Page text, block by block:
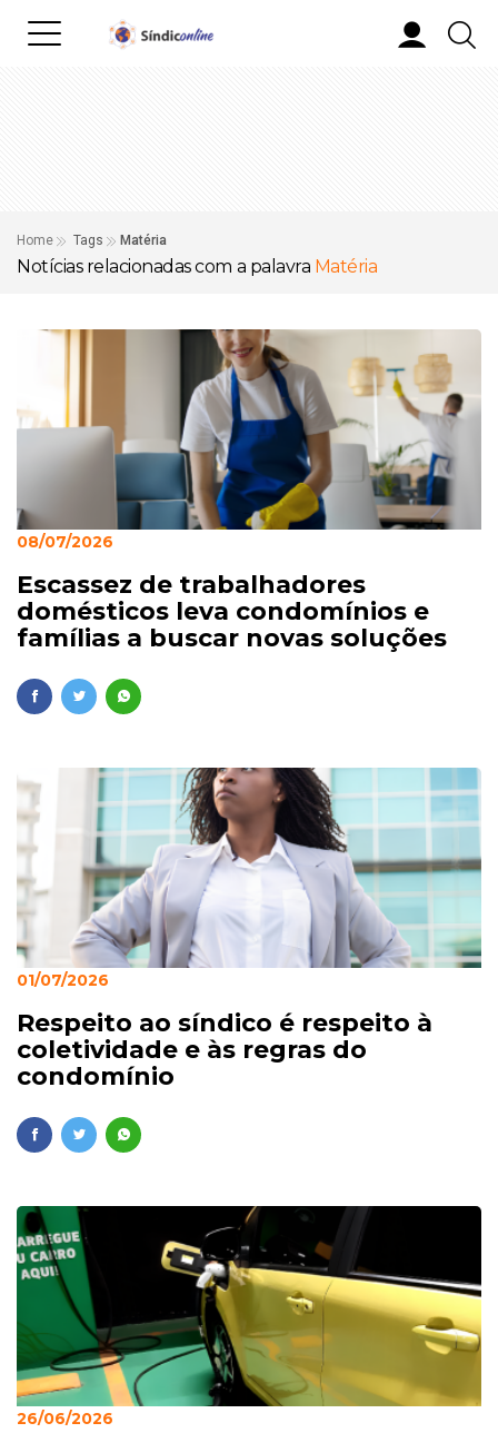
Home Tags Matéria
Notícias relacionadas com a palavra Matéria
08/07/2026
Escassez de trabalhadores
domésticos leva condomínios e
famílias a buscar novas soluções
01/07/2026
Respeito ao síndico é respeito à
coletividade e às regras do
condomínio
26/06/2026